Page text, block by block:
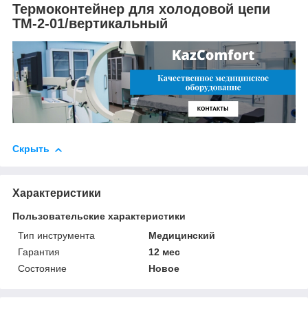
Термоконтейнер для холодовой цепи
ТМ-2-01/вертикальный
Скрыть
Характеристики
Пользовательские характеристики
Тип инструмента
Медицинский
Гарантия
12 мес
Состояние
Новое